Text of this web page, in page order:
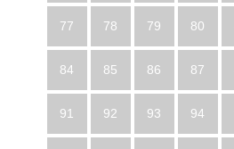
77 78 79 80
84 85 86 87
91 92 93 94